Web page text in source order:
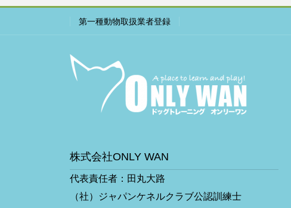
第一種動物取扱業者登録
株式会社ONLY WAN
代表責任者：田丸大路
（社）ジャパンケネルクラブ公認訓練士